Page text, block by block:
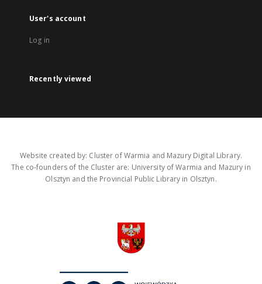
User's account
Log in
Recently viewed
Website created by: Cluster of Warmia and Mazury Digital Library.
The co-founders of the Cluster are: University of Warmia and Mazury in
Olsztyn and the Provincial Public Library in Olsztyn.